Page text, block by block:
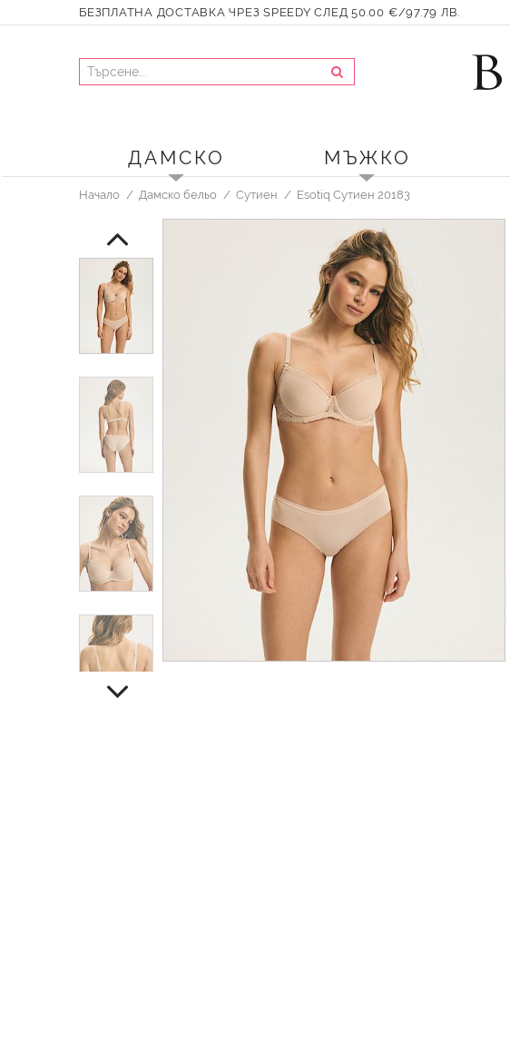
БЕЗПЛАТНА ДОСТАВКА ЧРЕЗ SPEEDY СЛЕД 50.00 €/97.79 ЛВ.
ДАМСКО МЪЖКО
Начало Дамско бельо Сутиен Esotiq Сутиен 20183